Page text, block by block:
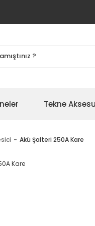
Tekne
Akü Şalteri 250A Kare